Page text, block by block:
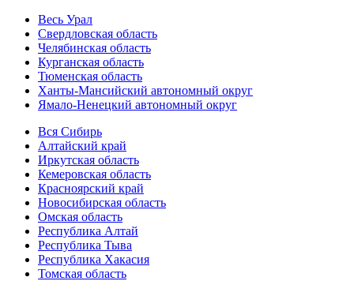
Весь Урал
Свердловская область
Челябинская область
Курганская область
Тюменская область
Ханты-Мансийский автономный округ
Ямало-Ненецкий автономный округ
Вся Сибирь
Алтайский край
Иркутская область
Кемеровская область
Красноярский край
Новосибирская область
Омская область
Республика Алтай
Республика Тыва
Республика Хакасия
Томская область